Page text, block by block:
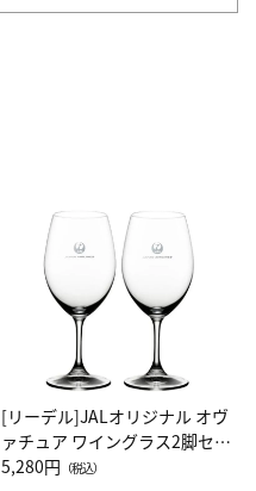
[リーデル]JALオリジナル オヴ
ァチュア ワイングラス2脚セッ
ト（レッドワイン）
5,280円 （税込）